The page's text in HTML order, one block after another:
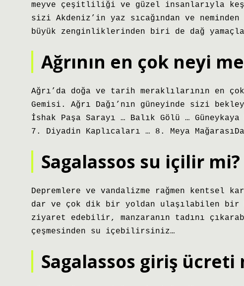
meyve çeşitliliği ve güzel insanlarıyla
sizi Akdeniz’in yaz sıcağından ve
büyük zenginliklerinden biri de dağ
Ağrının en çok neyi
Ağrı’da doğa ve tarih meraklılarının en
Gemisi. Ağrı Dağı’nın güneyinde sizi
İshak Paşa Sarayı … Balık Gölü …
7. Diyadin Kaplıcaları … 8. Meya
Sagalassos su içilir mi?
Depremlere ve vandalizme rağmen kentsel
dar ve çok dik bir yoldan ulaşılabilen bir
ziyaret edebilir, manzaranın tadını
çeşmesinden su içebilirsiniz…
Sagalassos giriş ücreti